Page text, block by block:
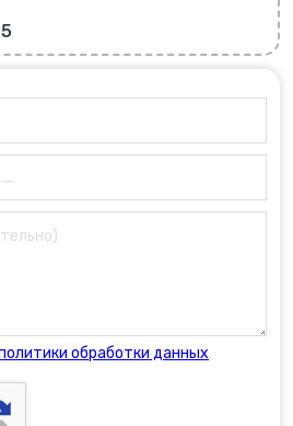
обработки данных